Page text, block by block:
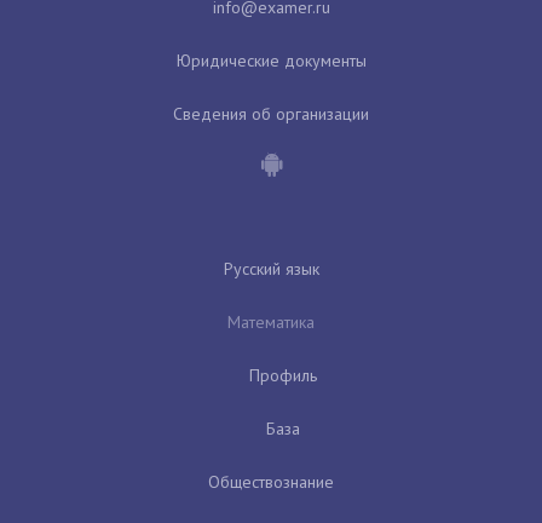
Юридические документы
Сведения об организации
Русский язык
Математика
Профиль
База
Обществознание